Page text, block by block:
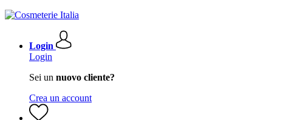
Login
Login
Sei un nuovo cliente?
Crea un account